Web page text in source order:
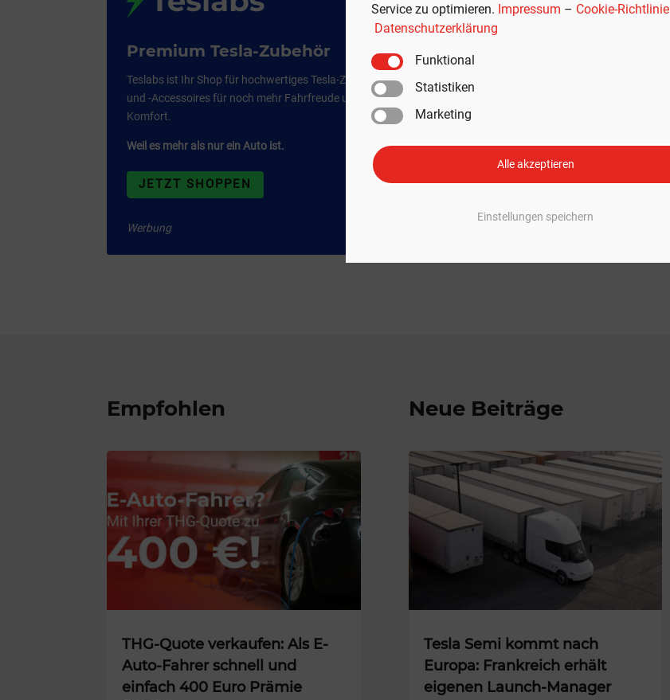
Service zu optimieren. Impressum – Cookie-Richtlinie
Datenschutzerklärung
Funktional
Statistiken
Marketing
Alle akzeptieren
Einstellungen speichern
Premium Tesla-Zubehör
Teslabs ist Ihr Shop für hochwertiges Tesla-Zubehör
und -Accessoires für noch mehr Fahrfreude und
Komfort.
Weil es mehr als nur ein Auto ist.
JETZT SHOPPEN
Werbung
Empfohlen
THG-Quote verkaufen: Als E-
Auto-Fahrer schnell und
einfach 400 Euro Prämie
Neue Beiträge
Tesla Semi kommt nach
Europa: Frankreich erhält
eigenen Launch-Manager